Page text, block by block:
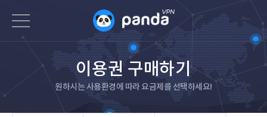
이용권 구매하기
원하시는 사용환경에 따라 요금제를 선택하세요!